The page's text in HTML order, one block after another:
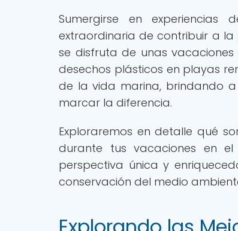
Sumergirse en
extraordinaria de contribuir a
se disfruta de unas
desechos plásticos en playas
de la vida marina, brindando
marcar la diferencia.
Exploraremos en detalle qué
durante tus vacaciones en
perspectiva única y
conservación del medio